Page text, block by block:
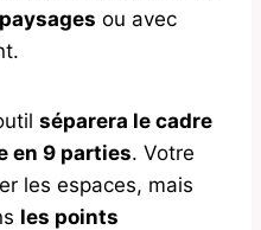
ou avec
séparera le cadre
en 9 parties. Votre
les espaces, mais
les points